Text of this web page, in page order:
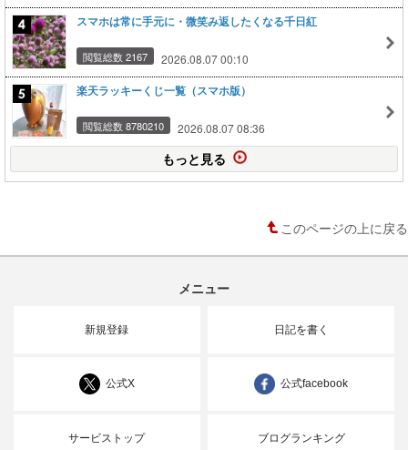
スマホは常に手元に・微笑み返したくなる千日紅
閲覧総数 2167 2026.08.07 00:10
楽天ラッキーくじ一覧（スマホ版）
閲覧総数 8780210 2026.08.07 08:36
もっと見る
このページの上に戻る
メニュー
新規登録 日記を書く
公式X 公式facebook
サービストップ ブログランキング